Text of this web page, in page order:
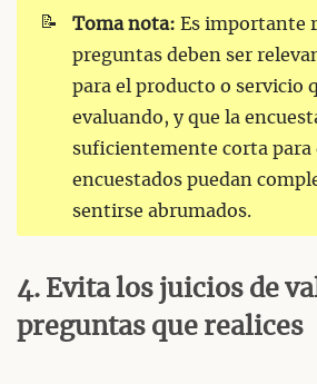
📝 Toma nota: Es importante
preguntas deben ser
para el producto o servicio
evaluando, y que la
suficientemente corta para
encuestados puedan
sentirse abrumados.
4. Evita los juicios de
preguntas que realices